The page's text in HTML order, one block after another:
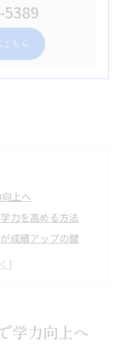
ちら
上へ
力を高める方法
成績アップの鍵
習室の相乗効果
境の探し方
く学習環境とは
学力向上へ